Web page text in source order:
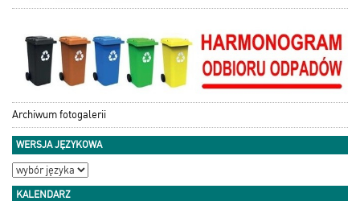
Archiwum fotogalerii
WERSJA JĘZYKOWA
KALENDARZ